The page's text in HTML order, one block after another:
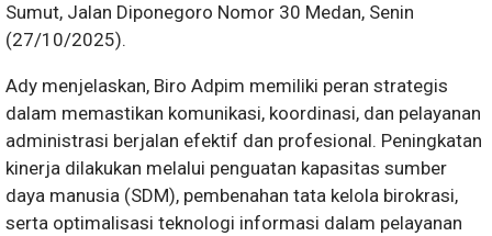
Sumut, Jalan Diponegoro Nomor 30 Medan, Senin
(27/10/2025).
Ady menjelaskan, Biro Adpim memiliki peran strategis
dalam memastikan komunikasi, koordinasi, dan pelayanan
administrasi berjalan efektif dan profesional. Peningkatan
kinerja dilakukan melalui penguatan kapasitas sumber
daya manusia (SDM), pembenahan tata kelola birokrasi,
serta optimalisasi teknologi informasi dalam pelayanan